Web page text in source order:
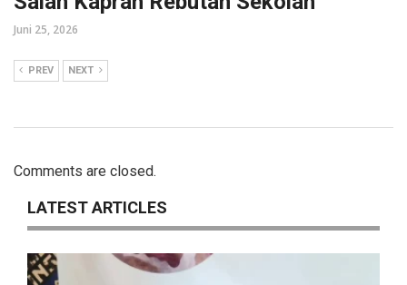
Juni 25, 2026
PREV NEXT
Comments are closed.
LATEST ARTICLES